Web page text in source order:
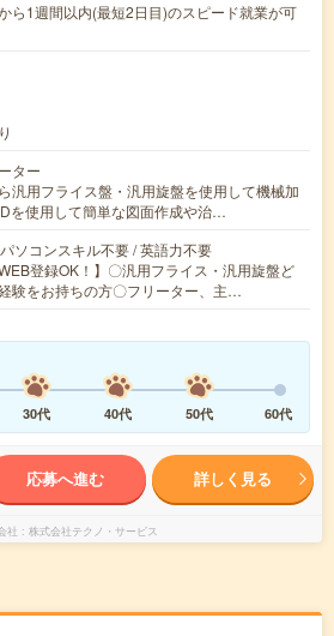
ら1週間以内(最短2日目)のスピード就業が可
ター
汎用フライス盤・汎用旋盤を使用して機械加
を使用して簡単な図面作成や治…
ソコンスキル不要 / 英語力不要
登録OK！】〇汎用フライス・汎用旋盤ど
験をお持ちの方〇フリーター、主…
30代 40代 50代 60代
応募へ進む 詳しく見る
社 株式会社テクノ・サービス